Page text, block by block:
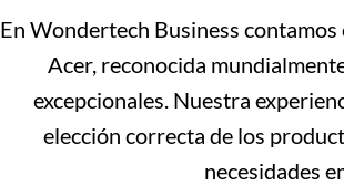
En Wondertech Business
Acer, reconocida
excepcionales. Nuestra
elección correcta de los
necesidades